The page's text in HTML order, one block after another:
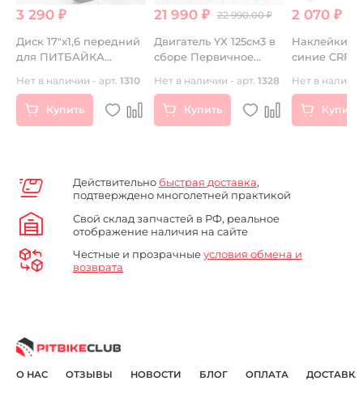
3 290 ₽
Диск 17"х1,6 передний
для ПИТБАЙКА
Нет в наличии - арт. 1310
Купить
21 990 ₽ 22 990.00 ₽
Двигатель YX 125см3 в
сборе Первичное
Нет в наличии - арт. 1328
Купить
2 070 ₽
Наклейки
синие CRF70
Нет в
Купить
Действительно быстрая доставка,
подтверждено многолетней практикой
Свой склад запчастей в РФ, реальное
отображение наличия на сайте
Честные и прозрачныеусловия обмена и
возврата
О НАС ОТЗЫВЫ НОВОСТИ БЛОГ ОПЛАТА ДОСТАВКА